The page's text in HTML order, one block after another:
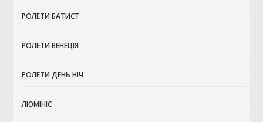
РОЛЕТИ БАТИСТ
РОЛЕТИ ВЕНЕЦІЯ
РОЛЕТИ ДЕНЬ НІЧ
ЛЮМІНІС